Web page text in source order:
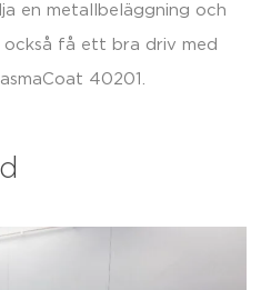
en metallbeläggning och
också få ett bra driv med
40201.